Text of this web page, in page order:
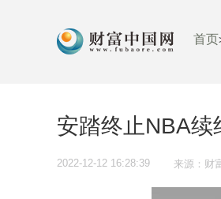
首页
安踏终止NBA
2022-12-12 16:28:39 来源：财